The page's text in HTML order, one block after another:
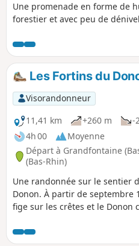
Une promenade en forme de
forestier et avec peu de
Les Fortins du
Visorandonneur
11,41 km
+260 m
-
4h 00
Moyenne
Départ à Grandfontaine
(Bas-Rhin)
Une randonnée sur le sentier
Donon. À partir de septembre
fige sur les crêtes et le Donon
mettent en œuvre un chantier